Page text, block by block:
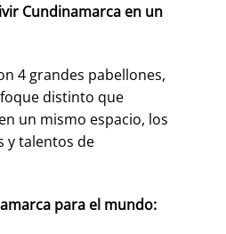
Cundinamarca en un
4 grandes pabellones,
distinto que
un mismo espacio, los
y talentos de
para el mundo: